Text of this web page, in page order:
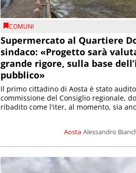
COMUNI
Supermercato al Quartiere
sindaco: «Progetto sarà
grande rigore, sulla base
pubblico»
Aosta Alessandro
Il primo cittadino di Aosta è stato
commissione del Consiglio regionale,
ribadito come l'iter, al momento, sia